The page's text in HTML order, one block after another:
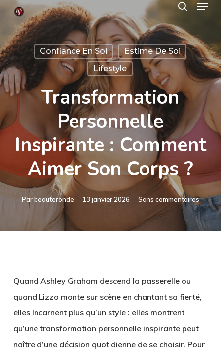
Skip
main
content
Confiance En Soi
Estime De Soi
Lifestyle
Transformation
Personnelle
Inspirante : Comment
Aimer Son Corps ?
Parbeauteronde 13 janvier 2026 Sans commentaires
Quand Ashley Graham descend la passerelle ou
quand Lizzo monte sur scène en chantant sa fierté,
elles incarnent plus qu’un style : elles montrent
qu’une transformation personnelle inspirantepeut
naître d’une décision quotidienne de se choisir. Pour
Menu